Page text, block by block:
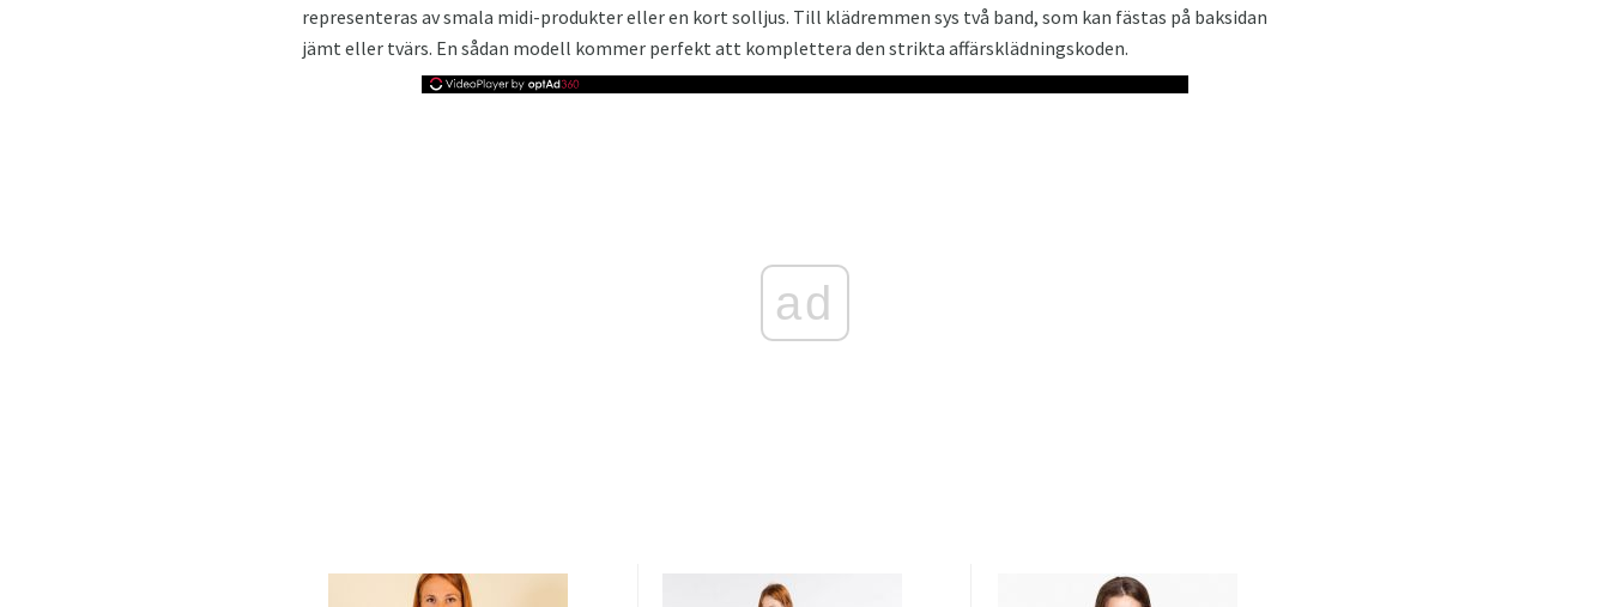
representeras av smala midi-produkter eller en kort solljus. Till klädremmen sys två band, som kan fästas på baksidan
jämt eller tvärs. En sådan modell kommer perfekt att komplettera den strikta affärsklädningskoden.
ad